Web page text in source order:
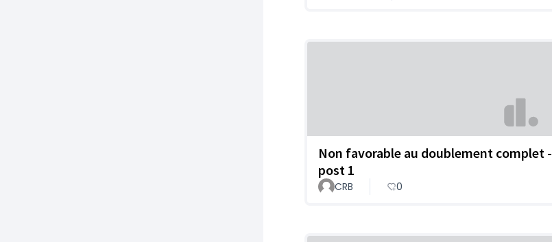
Non favorable au doublement complet -
post 1
CRB 0